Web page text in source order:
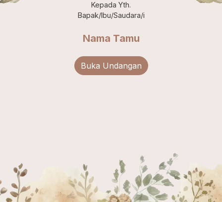
Kepada Yth.
Bapak/Ibu/Saudara/i
Nama Tamu
Buka Undangan